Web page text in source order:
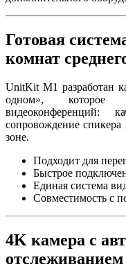
Готовая
комнат
UnitKit M1 разработан
одном», которое
видеоконференций:
сопровождение
зоне.
Подходит для
Быстрое
Единая система
Совместимость с
4K камера с